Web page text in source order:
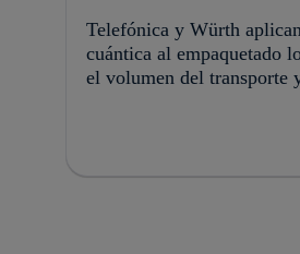
Telefónica y Würth
cuántica al empaquetado
el volumen del transporte